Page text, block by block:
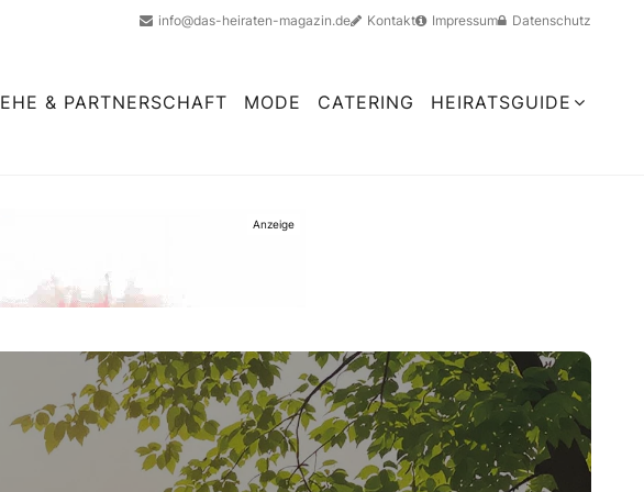
info@das-heiraten-magazin.de Kontakt Impressum Datenschutz
EHE & PARTNERSCHAFT MODE CATERING HEIRATSGUIDE